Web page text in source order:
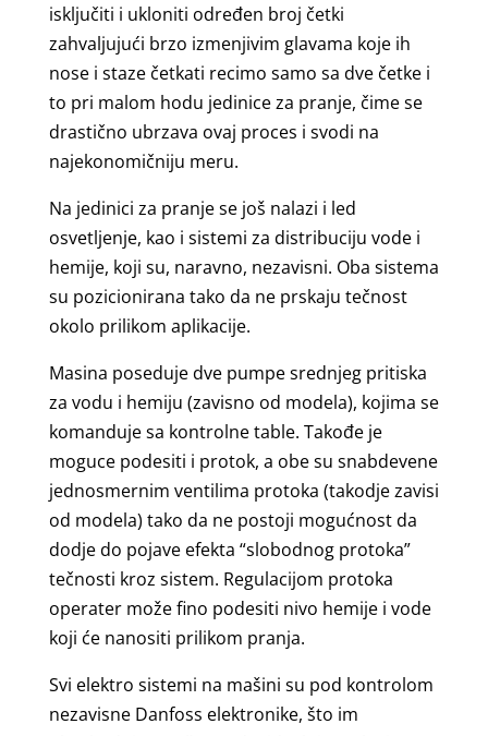
isključiti i ukloniti određen broj četki
zahvaljujući brzo izmenjivim glavama koje ih
nose i staze četkati recimo samo sa dve četke i
to pri malom hodu jedinice za pranje, čime se
drastično ubrzava ovaj proces i svodi na
najekonomičniju meru.
Na jedinici za pranje se još nalazi i led
osvetljenje, kao i sistemi za distribuciju vode i
hemije, koji su, naravno, nezavisni. Oba sistema
su pozicionirana tako da ne prskaju tečnost
okolo prilikom aplikacije.
Masina poseduje dve pumpe srednjeg pritiska
za vodu i hemiju (zavisno od modela), kojima se
komanduje sa kontrolne table. Takođe je
moguce podesiti i protok, a obe su snabdevene
jednosmernim ventilima protoka (takodje zavisi
od modela) tako da ne postoji mogućnost da
dodje do pojave efekta “slobodnog protoka”
tečnosti kroz sistem. Regulacijom protoka
operater može fino podesiti nivo hemije i vode
koji će nanositi prilikom pranja.
Svi elektro sistemi na mašini su pod kontrolom
nezavisne Danfoss elektronike, što im